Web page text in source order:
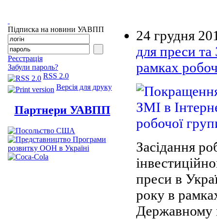
Підписка на новини УАВПП
Реєстрація
Забули пароль?
RSS 2.0
Версія для друку
Партнери УАВПП
24 грудня
для преси
рамках
Засідання
преси в
року в
Державному